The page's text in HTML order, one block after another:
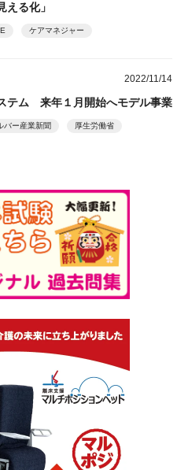
える化」
ケアマネジャー
2022/11/14
テム 来年１月開始へモデル事業
バー産業新聞 厚生労働省